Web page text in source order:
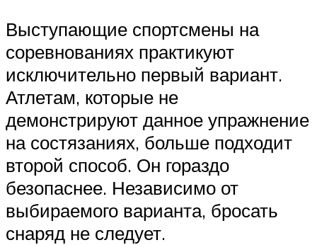
Выступающие спортсмены на
соревнованиях практикуют
исключительно первый вариант.
Атлетам, которые не
демонстрируют данное упражнение
на состязаниях, больше подходит
второй способ. Он гораздо
безопаснее. Независимо от
выбираемого варианта, бросать
снаряд не следует.